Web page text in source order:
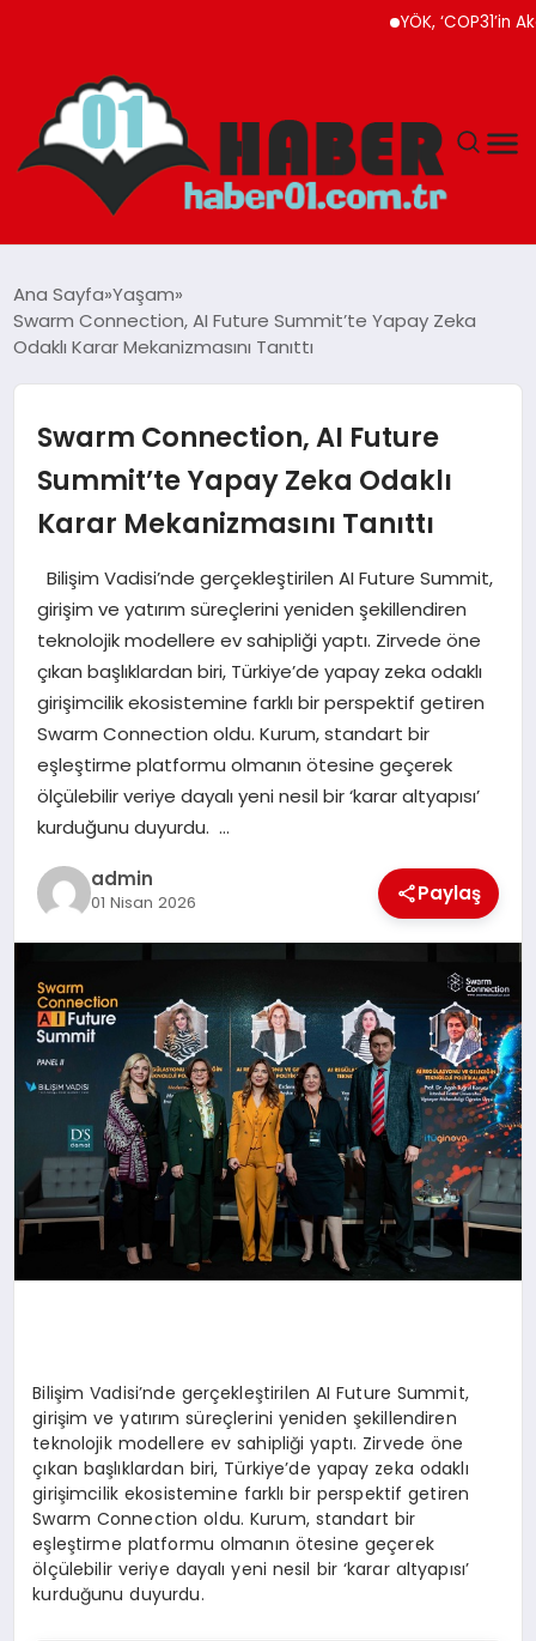
YÖK, ‘COP31’in Akademik
ADANA
MAGAZIN
EĞITIM
TEKNOLOJI
Ana Sayfa Yaşam
Swarm Connection, AI Future Summit’te Yapay Zeka
Odaklı Karar Mekanizmasını Tanıttı
Swarm Connection, AI Future
Summit’te Yapay Zeka Odaklı
Karar Mekanizmasını Tanıttı
Bilişim Vadisi’nde gerçekleştirilen AI Future Summit,
girişim ve yatırım süreçlerini yeniden şekillendiren
teknolojik modellere ev sahipliği yaptı. Zirvede öne
çıkan başlıklardan biri, Türkiye’de yapay zeka odaklı
girişimcilik ekosistemine farklı bir perspektif getiren
Swarm Connection oldu. Kurum, standart bir
eşleştirme platformu olmanın ötesine geçerek
ölçülebilir veriye dayalı yeni nesil bir ‘karar altyapısı’
kurduğunu duyurdu. …
admin
01 Nisan 2026 Paylaş
Bilişim Vadisi’nde gerçekleştirilen AI Future Summit,
girişim ve yatırım süreçlerini yeniden şekillendiren
teknolojik modellere ev sahipliği yaptı. Zirvede öne
çıkan başlıklardan biri, Türkiye’de yapay zeka odaklı
girişimcilik ekosistemine farklı bir perspektif getiren
Swarm Connection oldu. Kurum, standart bir
eşleştirme platformu olmanın ötesine geçerek
ölçülebilir veriye dayalı yeni nesil bir ‘karar altyapısı’
kurduğunu duyurdu.